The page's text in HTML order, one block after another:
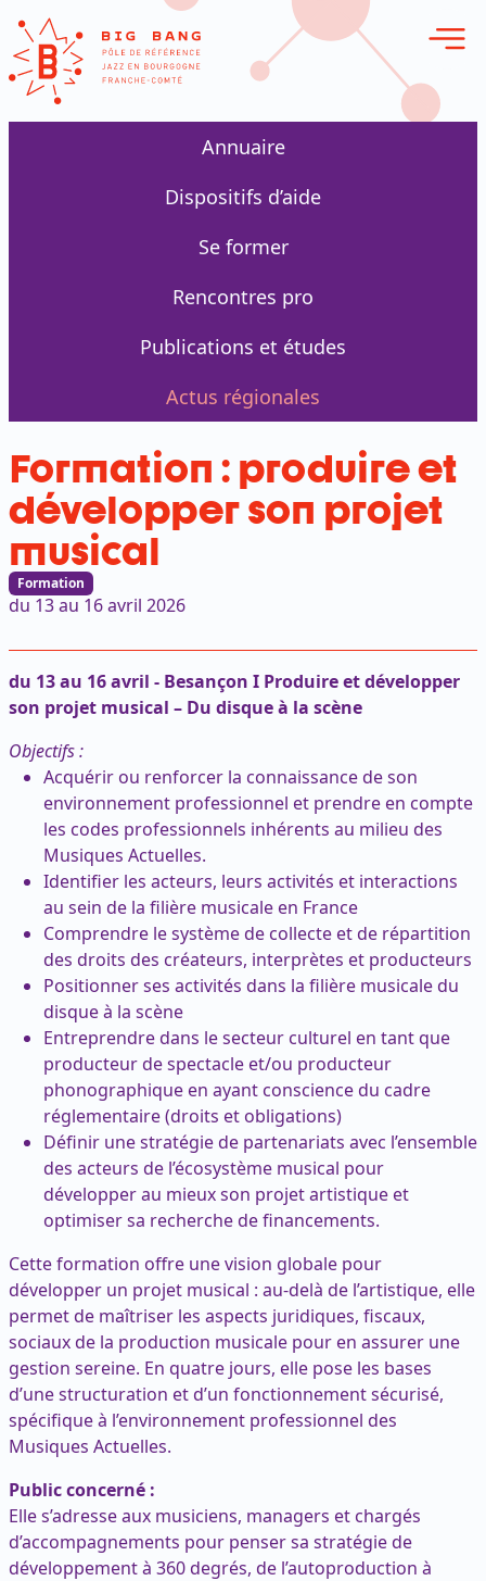
en ligne
Annuaire
Dispositifs d’aide
Se former
Rencontres pro
Publications et études
Actus régionales
Formation : produire et
développer son projet
musical
Formation
du 13 au 16 avril 2026
du 13 au 16 avril - Besançon I Produire et développer
son projet musical – Du disque à la scène
Objectifs :
Acquérir ou renforcer la connaissance de son
environnement professionnel et prendre en compte
les codes professionnels inhérents au milieu des
Musiques Actuelles.
Identifier les acteurs, leurs activités et interactions
au sein de la filière musicale en France
Comprendre le système de collecte et de répartition
des droits des créateurs, interprètes et producteurs
Positionner ses activités dans la filière musicale du
disque à la scène
Entreprendre dans le secteur culturel en tant que
producteur de spectacle et/ou producteur
phonographique en ayant conscience du cadre
réglementaire (droits et obligations)
Définir une stratégie de partenariats avec l’ensemble
des acteurs de l’écosystème musical pour
développer au mieux son projet artistique et
optimiser sa recherche de financements.
Cette formation offre une vision globale pour
développer un projet musical : au-delà de l’artistique, elle
permet de maîtriser les aspects juridiques, fiscaux,
sociaux de la production musicale pour en assurer une
gestion sereine. En quatre jours, elle pose les bases
d’une structuration et d’un fonctionnement sécurisé,
spécifique à l’environnement professionnel des
Musiques Actuelles.
Public concerné :
Elle s’adresse aux musiciens, managers et chargés
d’accompagnements pour penser sa stratégie de
développement à 360 degrés, de l’autoproduction à